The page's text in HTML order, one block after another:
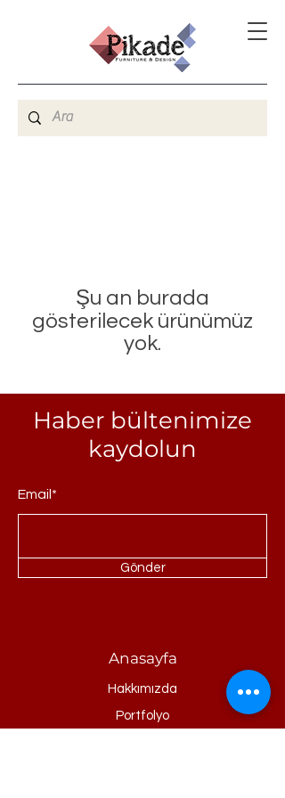
Şu an burada
gösterilecek ürünümüz
yok.
Haber bültenimize
kaydolun
Email*
Gönder
Anasayfa
Hakkımızda
Portfolyo